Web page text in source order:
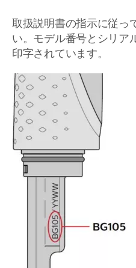
取扱説明書の指示に従っ
い。モデル番号とシリア
印字されています。